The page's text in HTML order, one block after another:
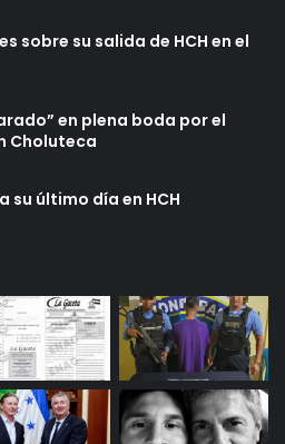
sobre su salida de HCH en el
en plena boda por el
Choluteca
su último día en HCH